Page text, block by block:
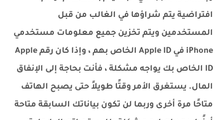
افتراضية يتم شراؤها في الغالب من قبل
المستخدمين ويتم تخزين جميع معلومات مستخدمي
iPhone في Apple ID الخاص بهم ، وإذا كان رقم Apple
ID الخاص بك يواجه مشكلة ، فأنت بحاجة إلى الإنفاق
المال. يستغرق الأمر وقتًا طويلاً حتى يصبح الهاتف
متاحًا مرة أخرى وربما لن تكون بياناتك السابقة متاحة